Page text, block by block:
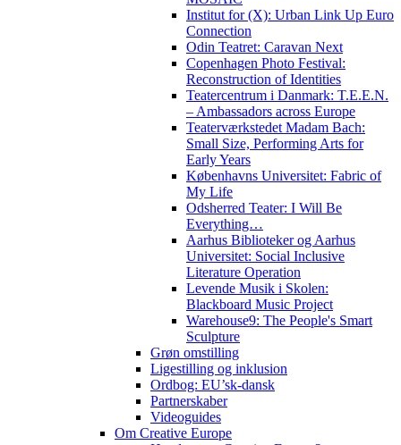
Institut for (X): Urban Link Up Euro
Connection
Odin Teatret: Caravan Next
Copenhagen Photo Festival:
Reconstruction of Identities
Teatercentrum i Danmark: T.E.E.N.
– Ambassadors across Europe
Teaterværkstedet Madam Bach:
Small Size, Performing Arts for
Early Years
Københavns Universitet: Fabric of
My Life
Odsherred Teater: I Will Be
Everything…
Aarhus Biblioteker og Aarhus
Universitet: Social Inclusive
Literature Operation
Levende Musik i Skolen:
Blackboard Music Project
Warehouse9: The People's Smart
Sculpture
Grøn omstilling
Ligestilling og inklusion
Ordbog: EU’sk-dansk
Partnerskaber
Videoguides
Om Creative Europe